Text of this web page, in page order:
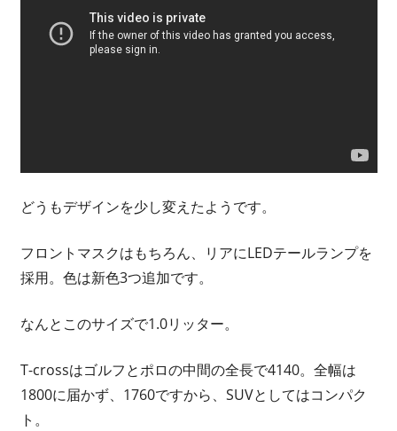
どうもデザインを少し変えたようです。
フロントマスクはもちろん、リアにLEDテールランプを
採用。色は新色3つ追加です。
なんとこのサイズで1.0リッター。
T-crossはゴルフとポロの中間の全長で4140。全幅は
1800に届かず、1760ですから、SUVとしてはコンパク
ト。